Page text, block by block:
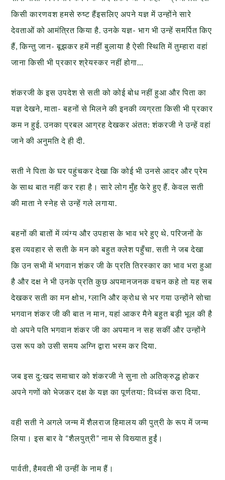
किसी कारणवश हमसे रुष्ट हैंइसलिए अपने यज्ञ में उन्होंने सारे
देवताओं को आमंत्रित किया है. उनके यज्ञ- भाग भी उन्हें समर्पित किए
हैं, किन्तु जान- बूझकर हमें नहीं बुलाया है ऐसी स्थिति में तुम्हारा वहां
जाना किसी भी प्रकार श्रेयस्कर नहीं होगा…
शंकरजी के इस उपदेश से सती को कोई बोध नहीं हुआ और पिता का
यज्ञ देखने, माता- बहनों से मिलने की इनकी व्यग्रता किसी भी प्रकार
कम न हुई. उनका प्रबल आग्रह देखकर अंतत: शंकरजी ने उन्हें वहां
जाने की अनुमति दे ही दी.
सती ने पिता के घर पहुंचकर देखा कि कोई भी उनसे आदर और प्रेम
के साथ बात नहीं कर रहा है। सारे लोग मुँह फेरे हुए हैं. केवल सती
की माता ने स्नेह से उन्हें गले लगाया.
बहनों की बातों में व्यंग्य और उपहास के भाव भरे हुए थे. परिजनों के
इस व्यवहार से सती के मन को बहुत क्लेश पहुँचा. सती ने जब देखा
कि उन सभी में भगवान शंकर जी के प्रति तिरस्कार का भाव भरा हुआ
है और दक्ष ने भी उनके प्रति कुछ अपमानजनक वचन कहे तो यह सब
देखकर सती का मन क्षोभ, ग्लानि और क्रोध से भर गया उन्होंने सोचा
भगवान शंकर जी की बात न मान, यहां आकर मैने बहुत बड़ी भूल की है
वो अपने पति भगवान शंकर जी का अपमान न सह सकीं और उन्होंने
उस रूप को उसी समय अग्नि द्वारा भस्म कर दिया.
जब इस दु:खद समाचार को शंकरजी ने सुना तो अतिक्रुद्ध होकर
अपने गणों को भेजकर दक्ष के यज्ञ का पूर्णतया: विध्वंस करा दिया.
वही सती ने अगले जन्म में शैलराज हिमालय की पुत्री के रूप में जन्म
लिया। इस बार वे “शैलपुत्री” नाम से विख्यात हुईं।
पार्वती, हैमवती भी उन्हीं के नाम हैं।